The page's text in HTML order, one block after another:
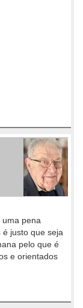
pena
justo que seja
pelo que é
e orientados